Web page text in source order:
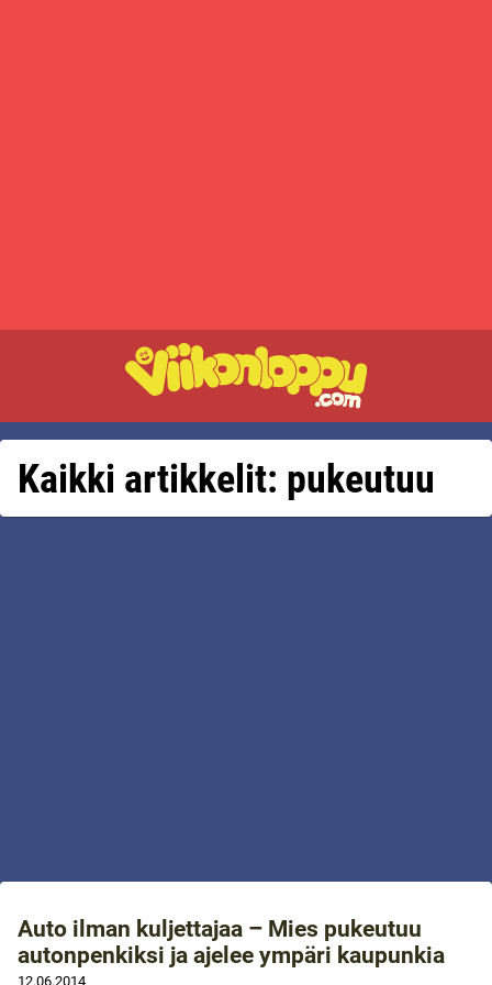
Kaikki artikkelit: pukeutuu
Auto ilman kuljettajaa – Mies pukeutuu
autonpenkiksi ja ajelee ympäri kaupunkia
12.06.2014